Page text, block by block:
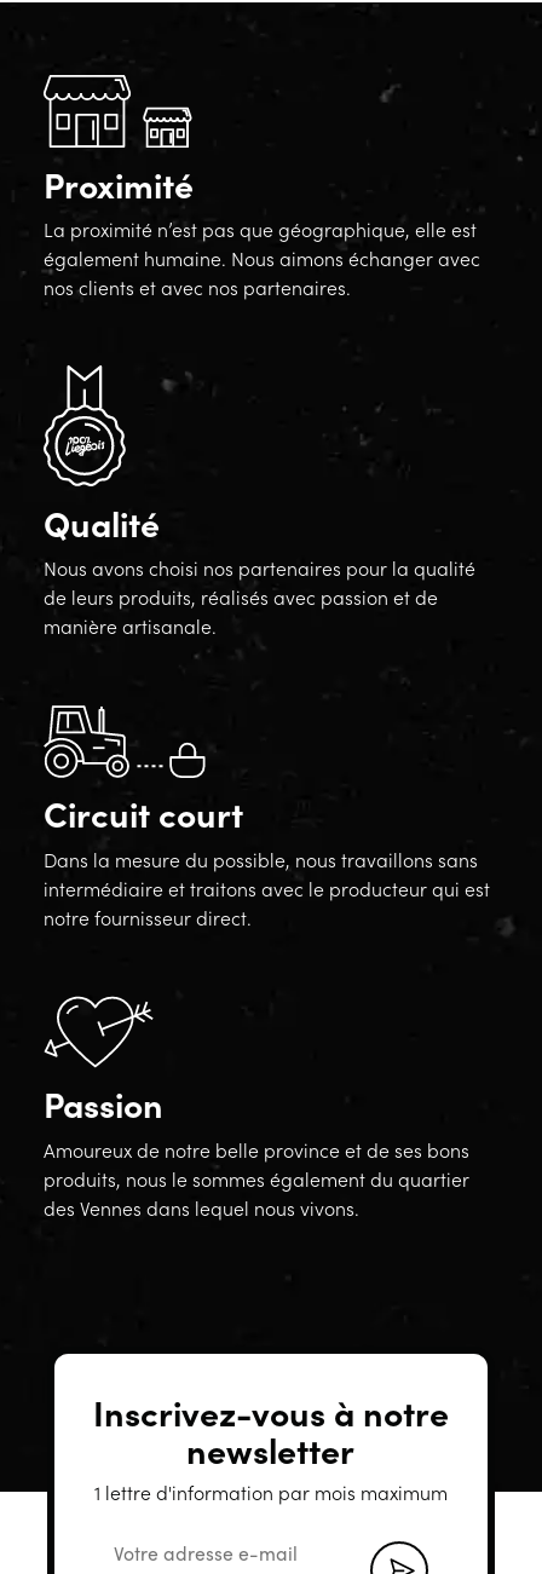
Proximité
La proximité n’est pas que géographique, elle est
également humaine. Nous aimons échanger avec
nos clients et avec nos partenaires.
Qualité
Nous avons choisi nos partenaires pour la qualité
de leurs produits, réalisés avec passion et de
manière artisanale.
Circuit court
Dans la mesure du possible, nous travaillons sans
intermédiaire et traitons avec le producteur qui est
notre fournisseur direct.
Passion
Amoureux de notre belle province et de ses bons
produits, nous le sommes également du quartier
des Vennes dans lequel nous vivons.
Inscrivez-vous à notre
newsletter
1 lettre d'information par mois maximum